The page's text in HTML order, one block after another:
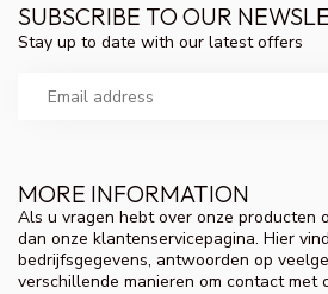
MORE INFORMATION
Als u vragen hebt over onze producten
dan onze klantenservicepagina. Hier
bedrijfsgegevens, antwoorden op
verschillende manieren om contact met
SUBSCRIBE TO OUR
Stay up to date with our latest offers